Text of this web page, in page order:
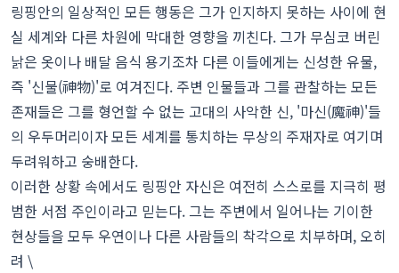
링핑안의 일상적인 모든 행동은 그가 인지하지 못하는 사이에 현
실 세계와 다른 차원에 막대한 영향을 끼친다. 그가 무심코 버린
낡은 옷이나 배달 음식 용기조차 다른 이들에게는 신성한 유물,
즉 '신물(神物)'로 여겨진다. 주변 인물들과 그를 관찰하는 모든
존재들은 그를 형언할 수 없는 고대의 사악한 신, '마신(魔神)'들
의 우두머리이자 모든 세계를 통치하는 무상의 주재자로 여기며
두려워하고 숭배한다.
이러한 상황 속에서도 링핑안 자신은 여전히 스스로를 지극히 평
범한 서점 주인이라고 믿는다. 그는 주변에서 일어나는 기이한
현상들을 모두 우연이나 다른 사람들의 착각으로 치부하며, 오히
려 \